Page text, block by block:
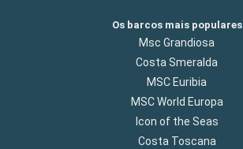
Os barcos mais populares
Msc Grandiosa
Costa Smeralda
MSC Euribia
MSC World Europa
Icon of the Seas
Costa Toscana